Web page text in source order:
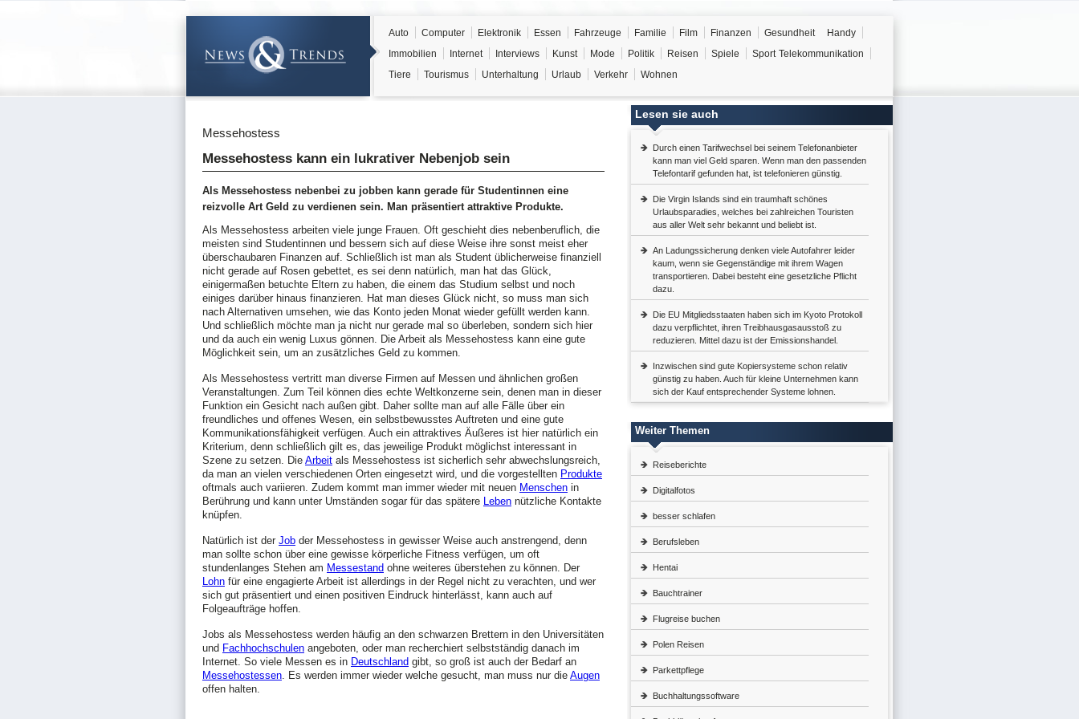
Auto Computer Elektronik Essen Fahrzeuge Familie Film Finanzen Gesundheit
Handy
Immobilien
Internet Interviews Kunst Mode Politik Reisen Spiele Sport Telekommunikation
Tiere
Tourismus Unterhaltung Urlaub Verkehr Wohnen
Messehostess
Messehostess kann ein lukrativer Nebenjob sein
Als Messehostess nebenbei zu jobben kann gerade für Studentinnen eine
reizvolle Art Geld zu verdienen sein. Man präsentiert attraktive Produkte.
Als Messehostess arbeiten viele junge Frauen. Oft geschieht dies nebenberuflich, die
meisten sind Studentinnen und bessern sich auf diese Weise ihre sonst meist eher
überschaubaren Finanzen auf. Schließlich ist man als Student üblicherweise finanziell
nicht gerade auf Rosen gebettet, es sei denn natürlich, man hat das Glück,
einigermaßen betuchte Eltern zu haben, die einem das Studium selbst und noch
einiges darüber hinaus finanzieren. Hat man dieses Glück nicht, so muss man sich
nach Alternativen umsehen, wie das Konto jeden Monat wieder gefüllt werden kann.
Und schließlich möchte man ja nicht nur gerade mal so überleben, sondern sich hier
und da auch ein wenig Luxus gönnen. Die Arbeit als Messehostess kann eine gute
Möglichkeit sein, um an zusätzliches Geld zu kommen.
Als Messehostess vertritt man diverse Firmen auf Messen und ähnlichen großen
Veranstaltungen. Zum Teil können dies echte Weltkonzerne sein, denen man in dieser
Funktion ein Gesicht nach außen gibt. Daher sollte man auf alle Fälle über ein
freundliches und offenes Wesen, ein selbstbewusstes Auftreten und eine gute
Kommunikationsfähigkeit verfügen. Auch ein attraktives Äußeres ist hier natürlich ein
Kriterium, denn schließlich gilt es, das jeweilige Produkt möglichst interessant in
Szene zu setzen. Die Arbeit als Messehostess ist sicherlich sehr abwechslungsreich,
da man an vielen verschiedenen Orten eingesetzt wird, und die vorgestellten Produkte
oftmals auch variieren. Zudem kommt man immer wieder mit neuen Menschen in
Berührung und kann unter Umständen sogar für das spätere Leben nützliche Kontakte
knüpfen.
Natürlich ist der Job der Messehostess in gewisser Weise auch anstrengend, denn
man sollte schon über eine gewisse körperliche Fitness verfügen, um oft
stundenlanges Stehen am Messestand ohne weiteres überstehen zu können. Der
Lohn für eine engagierte Arbeit ist allerdings in der Regel nicht zu verachten, und wer
sich gut präsentiert und einen positiven Eindruck hinterlässt, kann auch auf
Folgeaufträge hoffen.
Jobs als Messehostess werden häufig an den schwarzen Brettern in den Universitäten
und Fachhochschulen angeboten, oder man recherchiert selbstständig danach im
Internet. So viele Messen es in Deutschland gibt, so groß ist auch der Bedarf an
Messehostessen. Es werden immer wieder welche gesucht, man muss nur die Augen
offen halten.
Lesen sie auch
Durch einen Tarifwechsel bei seinem Telefonanbieter
kann man viel Geld sparen. Wenn man den passenden
Telefontarif gefunden hat, ist telefonieren günstig.
Die Virgin Islands sind ein traumhaft schönes
Urlaubsparadies, welches bei zahlreichen Touristen
aus aller Welt sehr bekannt und beliebt ist.
An Ladungssicherung denken viele Autofahrer leider
kaum, wenn sie Gegenständige mit ihrem Wagen
transportieren. Dabei besteht eine gesetzliche Pflicht
dazu.
Die EU Mitgliedsstaaten haben sich im Kyoto Protokoll
dazu verpflichtet, ihren Treibhausgasausstoß zu
reduzieren. Mittel dazu ist der Emissionshandel.
Inzwischen sind gute Kopiersysteme schon relativ
günstig zu haben. Auch für kleine Unternehmen kann
sich der Kauf entsprechender Systeme lohnen.
Weiter Themen
Reiseberichte
Digitalfotos
besser schlafen
Berufsleben
Hentai
Bauchtrainer
Flugreise buchen
Polen Reisen
Parkettpflege
Buchhaltungssoftware